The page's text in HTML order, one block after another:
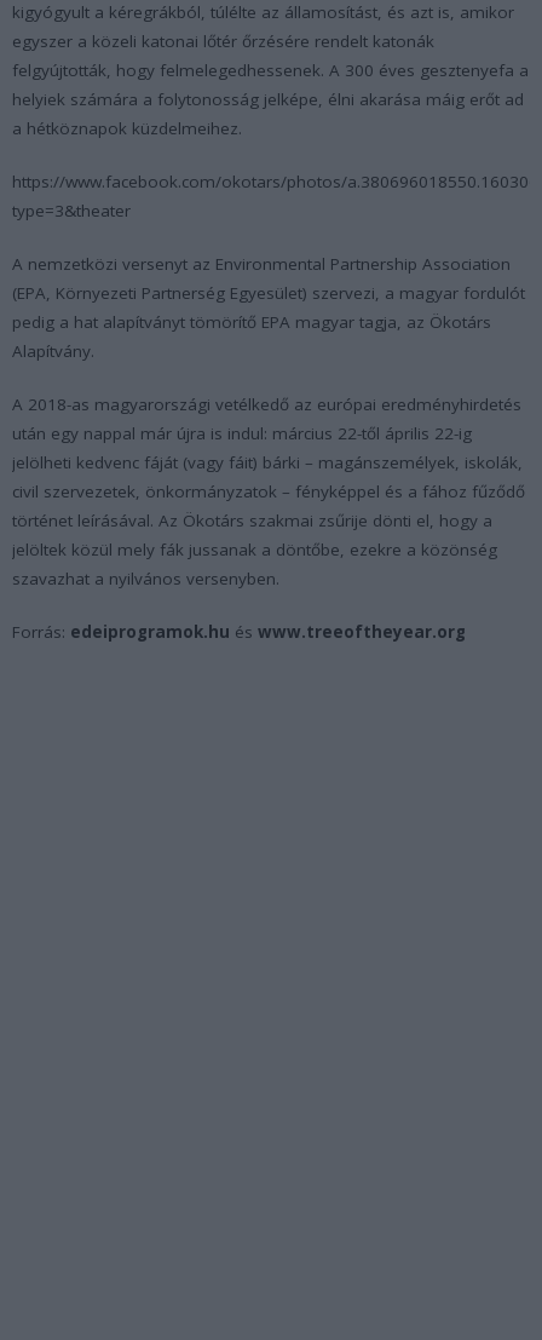
kigyógyult a kéregrákból, túlélte az államosítást, és azt is, amikor
egyszer a közeli katonai lőtér őrzésére rendelt katonák
felgyújtották, hogy felmelegedhessenek. A 300 éves gesztenyefa a
helyiek számára a folytonosság jelképe, élni akarása máig erőt ad
a hétköznapok küzdelmeihez.
https://www.facebook.com/okotars/photos/
type=3&theater
A nemzetközi versenyt az Environmental Partnership Association
(EPA, Környezeti Partnerség Egyesület) szervezi, a magyar fordulót
pedig a hat alapítványt tömörítő EPA magyar tagja, az Ökotárs
Alapítvány.
A 2018-as magyarországi vetélkedő az európai eredményhirdetés
után egy nappal már újra is indul: március 22-től április 22-ig
jelölheti kedvenc fáját (vagy fáit) bárki – magánszemélyek, iskolák,
civil szervezetek, önkormányzatok – fényképpel és a fához fűződő
történet leírásával. Az Ökotárs szakmai zsűrije dönti el, hogy a
jelöltek közül mely fák jussanak a döntőbe, ezekre a közönség
szavazhat a nyilvános versenyben.
Forrás: edeiprogramok.hu és www.treeoftheyear.org